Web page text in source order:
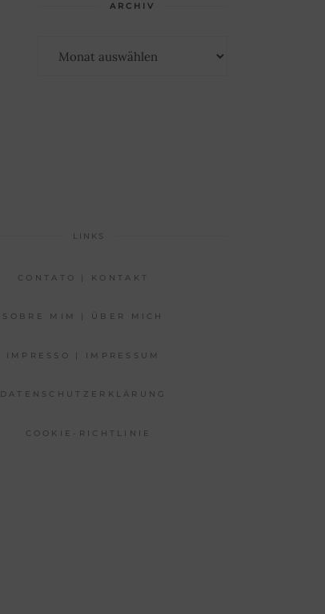
ARCHIV
LINKS
CONTATO | KONTAKT
SOBRE MIM | ÜBER MICH
IMPRESSO | IMPRESSUM
DATENSCHUTZERKLÄRUNG
COOKIE-RICHTLINIE